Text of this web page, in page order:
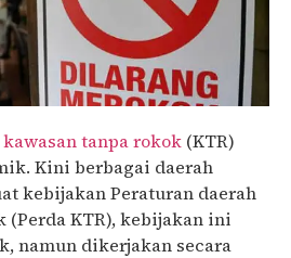
kawasan tanpa rokok (KTR)
Kini berbagai daerah
kebijakan Peraturan daerah
(Perda KTR), kebijakan ini
namun dikerjakan secara